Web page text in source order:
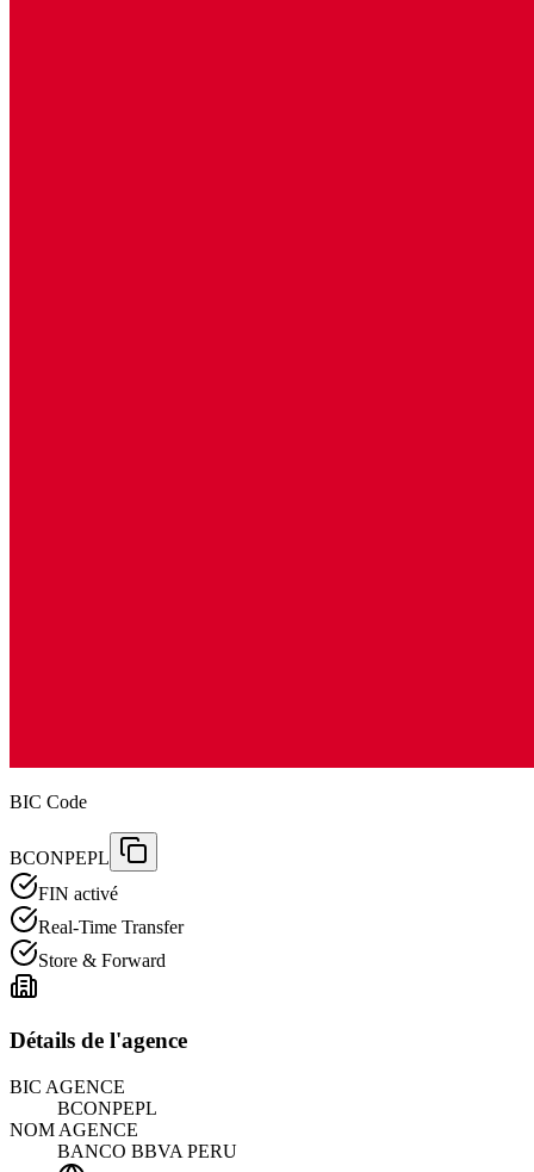
BIC Code
BCONPEPL
FIN activé
Real-Time Transfer
Store & Forward
Détails de l'agence
BIC AGENCE
BCONPEPL
NOM AGENCE
BANCO BBVA PERU